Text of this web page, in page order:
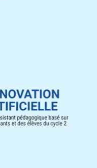
peuvent
nationale